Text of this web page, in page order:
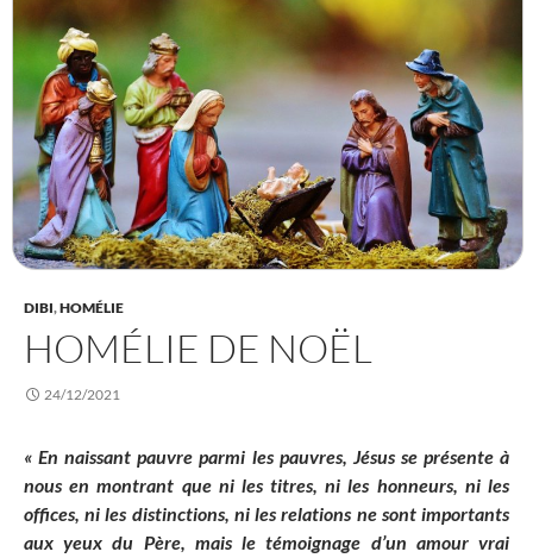
DIBI,HOMÉLIE
HOMÉLIE DE NOËL
24/12/2021
« En naissant pauvre parmi les pauvres, Jésus se présente à
nous en montrant que ni les titres, ni les honneurs, ni les
offices, ni les distinctions, ni les relations ne sont importants
aux yeux du Père, mais le témoignage d’un amour vrai